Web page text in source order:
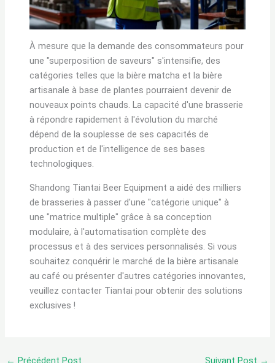
À mesure que la demande des consommateurs pour
une "superposition de saveurs" s'intensifie, des
catégories telles que la bière matcha et la bière
artisanale à base de plantes pourraient devenir de
nouveaux points chauds. La capacité d'une brasserie
à répondre rapidement à l'évolution du marché
dépend de la souplesse de ses capacités de
production et de l'intelligence de ses bases
technologiques.
Shandong Tiantai Beer Equipment a aidé des milliers
de brasseries à passer d'une "catégorie unique" à
une "matrice multiple" grâce à sa conception
modulaire, à l'automatisation complète des
processus et à des services personnalisés. Si vous
souhaitez conquérir le marché de la bière artisanale
au café ou présenter d'autres catégories innovantes,
veuillez contacter Tiantai pour obtenir des solutions
exclusives !